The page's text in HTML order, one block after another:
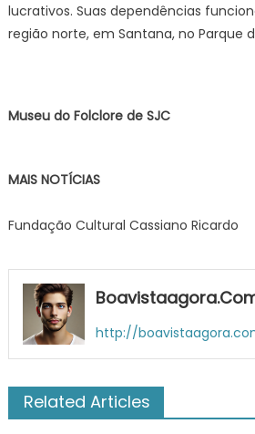
lucrativos. Suas dependências
região norte, em Santana, no Parque
Museu do Folclore de SJC
MAIS NOTÍCIAS
Fundação Cultural Cassiano Ricardo
http://
Related Articles